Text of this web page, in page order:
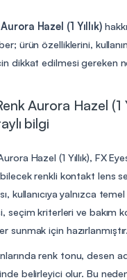
Hazel (1 Yıllık)
ürün özelliklerini,
dikkat edilmesi gereken
Aurora Hazel (1
bilgi
Hazel (1 Yıllık), FX
renkli kontakt lens
kullanıcıya yalnızca
seçim kriterleri ve bakım
sunmak için hazırlanmıştır.
renk tonu, desen
belirleyici olur. Bu